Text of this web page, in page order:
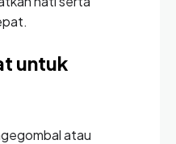
untuk
atau